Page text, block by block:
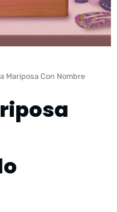
Mariposa Con Nombre